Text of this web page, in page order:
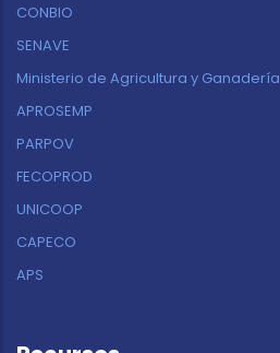
CONBIO
SENAVE
Ministerio de Agricultura y Ganadería
APROSEMP
PARPOV
FECOPROD
UNICOOP
CAPECO
APS